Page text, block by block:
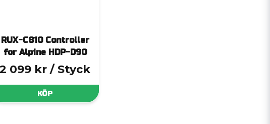
RUX-C810 Controller
for Alpine HDP-D90
2 099 kr / Styck
KÖP